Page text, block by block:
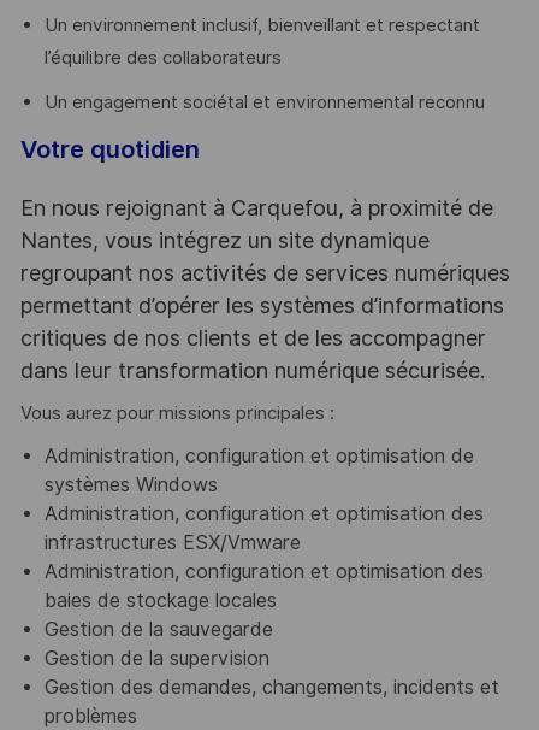
Un environnement inclusif, bienveillant et respectant
l’équilibre des collaborateurs
Un engagement sociétal et environnemental reconnu
Votre quotidien
En nous rejoignant à Carquefou, à proximité de
Nantes, vous intégrez un site dynamique
regroupant nos activités de services numériques
permettant d’opérer les systèmes d’informations
critiques de nos clients et de les accompagner
dans leur transformation numérique sécurisée.
Vous aurez pour missions principales :
Administration, configuration et optimisation de
systèmes Windows
Administration, configuration et optimisation des
infrastructures ESX/Vmware
Administration, configuration et optimisation des
baies de stockage locales
Gestion de la sauvegarde
Gestion de la supervision
Gestion des demandes, changements, incidents et
problèmes